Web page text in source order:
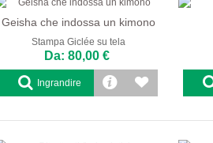
Geisha che indossa un kimono
Stampa Giclée su tela
Da: 80,00 €
Ingrandire